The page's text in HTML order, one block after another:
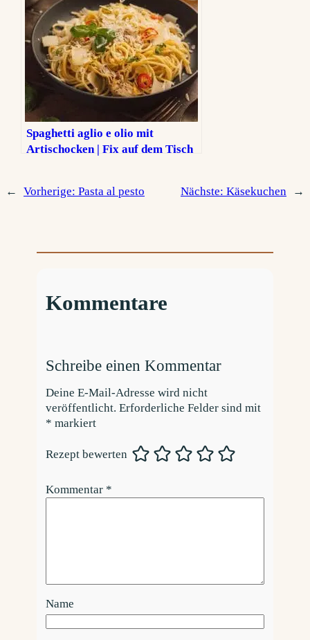
Spaghetti aglio e olio mit
Artischocken | Fix auf dem Tisch
← Vorherige: Pasta al pesto Nächste: Käsekuchen →
Kommentare
Schreibe einen Kommentar
Deine E-Mail-Adresse wird nicht
veröffentlicht. Erforderliche Felder sind mit
* markiert
Rezept bewerten
Kommentar *
Name